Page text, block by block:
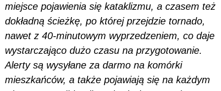
miejsce pojawienia się kataklizmu, a czasem też
dokładną ścieżkę, po której przejdzie tornado,
nawet z 40-minutowym wyprzedzeniem, co daje
wystarczająco dużo czasu na przygotowanie.
Alerty są wysyłane za darmo na komórki
mieszkańców, a także pojawiają się na każdym